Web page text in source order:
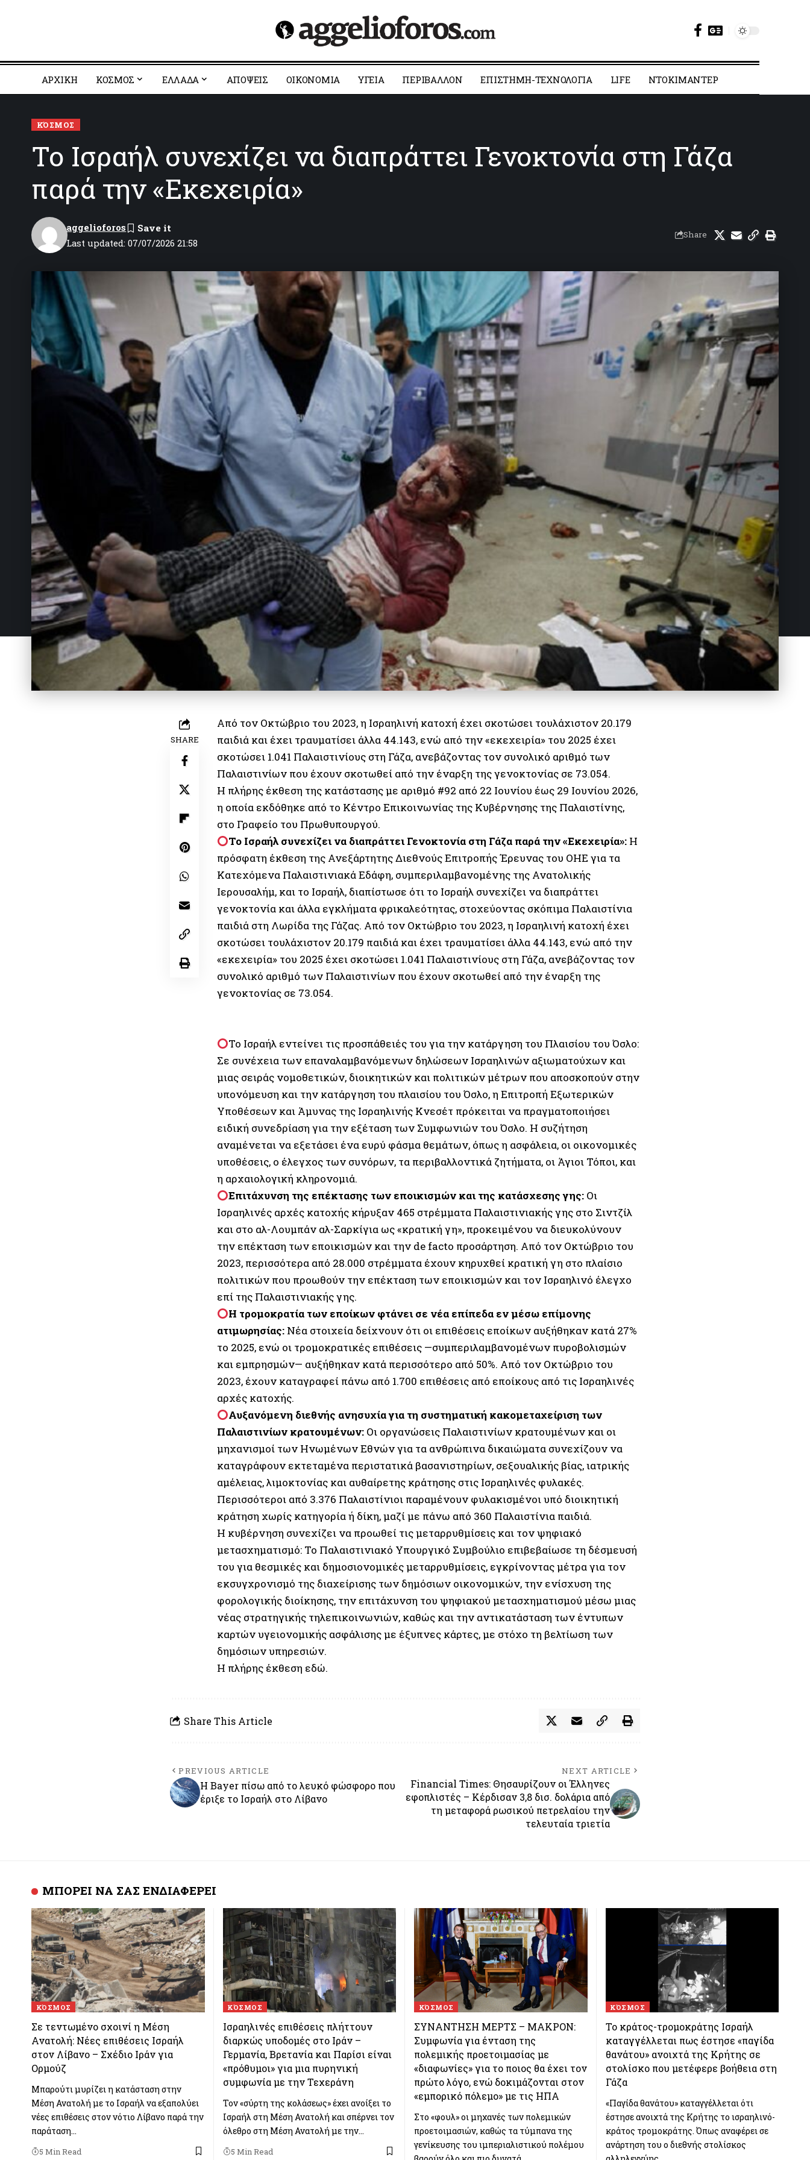
ΑΡΧΙΚΗ ΚΟΣΜΟΣ EΛΛΑΔΑ ΑΠΟΨΕΙΣ ΟΙΚΟΝΟΜΙΑ YΓΕΙΑ ΠΕΡΙΒΑΛΛΟΝ ΕΠΙΣΤΗΜΗ-ΤΕΧΝΟΛΟΓΙΑ LIFE ΝΤΟΚΙΜΑΝΤΕΡ
ΚΌΣΜΟΣ
Το Ισραήλ συνεχίζει να διαπράττει Γενοκτονία στη Γάζα
παρά την «Εκεχειρία»
Last updated: 07/07/2026 21:58
aggelioforos
Share
SHARE
Από τον Οκτώβριο του 2023, η Ισραηλινή κατοχή έχει σκοτώσει τουλάχιστον 20.179
παιδιά και έχει τραυματίσει άλλα 44.143, ενώ από την «εκεχειρία» του 2025 έχει
σκοτώσει 1.041 Παλαιστινίους στη Γάζα, ανεβάζοντας τον συνολικό αριθμό των
Παλαιστινίων που έχουν σκοτωθεί από την έναρξη της γενοκτονίας σε 73.054.
Η πλήρης έκθεση της κατάστασης με αριθμό #92 από 22 Ιουνίου έως 29 Ιουνίου 2026,
η οποία εκδόθηκε από το Κέντρο Επικοινωνίας της Κυβέρνησης της Παλαιστίνης,
στο Γραφείο του Πρωθυπουργού.
Το Ισραήλ συνεχίζει να διαπράττει Γενοκτονία στη Γάζα παρά την «Εκεχειρία»: Η
πρόσφατη έκθεση της Ανεξάρτητης Διεθνούς Επιτροπής Έρευνας του ΟΗΕ για τα
Κατεχόμενα Παλαιστινιακά Εδάφη, συμπεριλαμβανομένης της Ανατολικής
Ιερουσαλήμ, και το Ισραήλ, διαπίστωσε ότι το Ισραήλ συνεχίζει να διαπράττει
γενοκτονία και άλλα εγκλήματα φρικαλεότητας, στοχεύοντας σκόπιμα Παλαιστίνια
παιδιά στη Λωρίδα της Γάζας. Από τον Οκτώβριο του 2023, η Ισραηλινή κατοχή έχει
σκοτώσει τουλάχιστον 20.179 παιδιά και έχει τραυματίσει άλλα 44.143, ενώ από την
«εκεχειρία» του 2025 έχει σκοτώσει 1.041 Παλαιστινίους στη Γάζα, ανεβάζοντας τον
συνολικό αριθμό των Παλαιστινίων που έχουν σκοτωθεί από την έναρξη της
γενοκτονίας σε 73.054.
Το Ισραήλ εντείνει τις προσπάθειές του για την κατάργηση του Πλαισίου του Όσλο:
Σε συνέχεια των επαναλαμβανόμενων δηλώσεων Ισραηλινών αξιωματούχων και
μιας σειράς νομοθετικών, διοικητικών και πολιτικών μέτρων που αποσκοπούν στην
υπονόμευση και την κατάργηση του πλαισίου του Όσλο, η Επιτροπή Εξωτερικών
Υποθέσεων και Άμυνας της Ισραηλινής Κνεσέτ πρόκειται να πραγματοποιήσει
ειδική συνεδρίαση για την εξέταση των Συμφωνιών του Όσλο. Η συζήτηση
αναμένεται να εξετάσει ένα ευρύ φάσμα θεμάτων, όπως η ασφάλεια, οι οικονομικές
υποθέσεις, ο έλεγχος των συνόρων, τα περιβαλλοντικά ζητήματα, οι Άγιοι Τόποι, και
η αρχαιολογική κληρονομιά.
Επιτάχυνση της επέκτασης των εποικισμών και της κατάσχεσης γης: Οι
Ισραηλινές αρχές κατοχής κήρυξαν 465 στρέμματα Παλαιστινιακής γης στο Σιντζίλ
και στο αλ-Λουμπάν αλ-Σαρκίγια ως «κρατική γη», προκειμένου να διευκολύνουν
την επέκταση των εποικισμών και την de facto προσάρτηση. Από τον Οκτώβριο του
2023, περισσότερα από 28.000 στρέμματα έχουν κηρυχθεί κρατική γη στο πλαίσιο
πολιτικών που προωθούν την επέκταση των εποικισμών και τον Ισραηλινό έλεγχο
επί της Παλαιστινιακής γης.
Η τρομοκρατία των εποίκων φτάνει σε νέα επίπεδα εν μέσω επίμονης
ατιμωρησίας: Νέα στοιχεία δείχνουν ότι οι επιθέσεις εποίκων αυξήθηκαν κατά 27%
το 2025, ενώ οι τρομοκρατικές επιθέσεις —συμπεριλαμβανομένων πυροβολισμών
και εμπρησμών— αυξήθηκαν κατά περισσότερο από 50%. Από τον Οκτώβριο του
2023, έχουν καταγραφεί πάνω από 1.700 επιθέσεις από εποίκους από τις Ισραηλινές
αρχές κατοχής.
Αυξανόμενη διεθνής ανησυχία για τη συστηματική κακομεταχείριση των
Παλαιστινίων κρατουμένων: Οι οργανώσεις Παλαιστινίων κρατουμένων και οι
μηχανισμοί των Ηνωμένων Εθνών για τα ανθρώπινα δικαιώματα συνεχίζουν να
καταγράφουν εκτεταμένα περιστατικά βασανιστηρίων, σεξουαλικής βίας, ιατρικής
αμέλειας, λιμοκτονίας και αυθαίρετης κράτησης στις Ισραηλινές φυλακές.
Περισσότεροι από 3.376 Παλαιστίνιοι παραμένουν φυλακισμένοι υπό διοικητική
κράτηση χωρίς κατηγορία ή δίκη, μαζί με πάνω από 360 Παλαιστίνια παιδιά.
Η κυβέρνηση συνεχίζει να προωθεί τις μεταρρυθμίσεις και τον ψηφιακό
μετασχηματισμό: Το Παλαιστινιακό Υπουργικό Συμβούλιο επιβεβαίωσε τη δέσμευσή
του για θεσμικές και δημοσιονομικές μεταρρυθμίσεις, εγκρίνοντας μέτρα για τον
εκσυγχρονισμό της διαχείρισης των δημόσιων οικονομικών, την ενίσχυση της
φορολογικής διοίκησης, την επιτάχυνση του ψηφιακού μετασχηματισμού μέσω μιας
νέας στρατηγικής τηλεπικοινωνιών, καθώς και την αντικατάσταση των έντυπων
καρτών υγειονομικής ασφάλισης με έξυπνες κάρτες, με στόχο τη βελτίωση των
δημόσιων υπηρεσιών.
Η πλήρης έκθεση εδώ.
Share This Article
PREVIOUS ARTICLE
Η Bayer πίσω από το λευκό φώσφορο που
έριξε το Ισραήλ στο Λίβανο
NEXT ARTICLE
Financial Times: Θησαυρίζουν οι Έλληνες
εφοπλιστές – Κέρδισαν 3,8 δισ. δολάρια από
τη μεταφορά ρωσικού πετρελαίου την
τελευταία τριετία
ΜΠΟΡΕΙ ΝΑ ΣΑΣ ΕΝΔΙΑΦΕΡΕΙ
ΚΌΣΜΟΣ
Σε τεντωμένο σχοινί η Μέση
Ανατολή: Νέες επιθέσεις Ισραήλ
στον Λίβανο – Σχέδιο Ιράν για
Ορμούζ
Μπαρούτι μυρίζει η κατάσταση στην
Μέση Ανατολή με το Ισραήλ να εξαπολύει
νέες επιθέσεις στον νότιο Λίβανο παρά την
παράταση…
5 Min Read
ΚΌΣΜΟΣ
Ισραηλινές επιθέσεις πλήττουν
διαρκώς υποδομές στο Ιράν –
Γερμανία, Βρετανία και Παρίσι είναι
«πρόθυμοι» για μια πυρηνική
συμφωνία με την Τεχεράνη
Τον «σύρτη της κολάσεως» έχει ανοίξει το
Ισραήλ στη Μέση Ανατολή και σπέρνει τον
όλεθρο στη Μέση Ανατολή με την…
5 Min Read
ΚΌΣΜΟΣ
ΣΥΝΑΝΤΗΣΗ ΜΕΡΤΣ – ΜΑΚΡΟΝ:
Συμφωνία για ένταση της
πολεμικής προετοιμασίας με
«διαφωνίες» για το ποιος θα έχει τον
πρώτο λόγο, ενώ δοκιμάζονται στον
«εμπορικό πόλεμο» με τις ΗΠΑ
Στο «φουλ» οι μηχανές των πολεμικών
προετοιμασιών, καθώς τα τύμπανα της
γενίκευσης του ιμπεριαλιστικού πολέμου
ΚΌΣΜΟΣ
Το κράτος-τρομοκράτης Ισραήλ
καταγγέλλεται πως έστησε «παγίδα
θανάτου» ανοιχτά της Κρήτης σε
στολίσκο που μετέφερε βοήθεια στη
Γάζα
«Παγίδα θανάτου» καταγγέλλεται ότι
έστησε ανοιχτά της Κρήτης το ισραηλινό-
κράτος τρομοκράτης. Όπως αναφέρει σε
ανάρτηση του ο διεθνής στολίσκος